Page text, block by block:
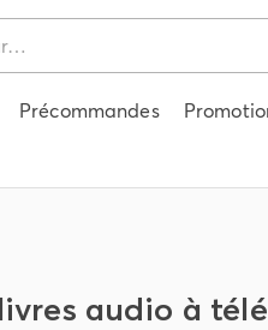
Précommandes
audio à